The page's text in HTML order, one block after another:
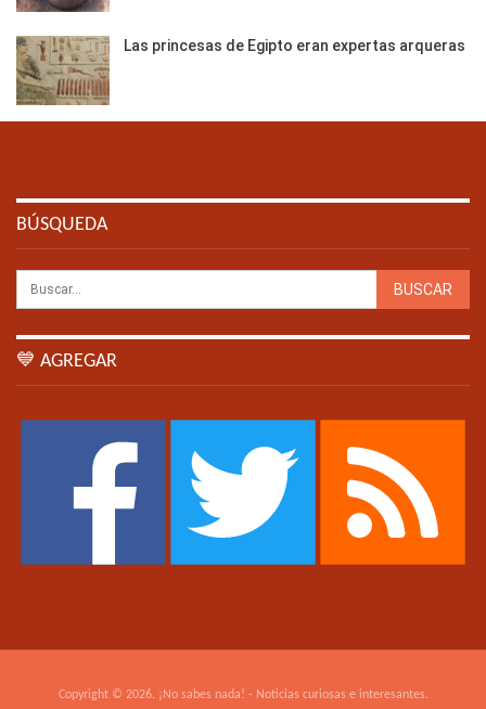
Las princesas de Egipto eran expertas arqueras
BÚSQUEDA
💙 AGREGAR
Copyright © 2026. ¡No sabes nada! - Noticias curiosas e interesantes.